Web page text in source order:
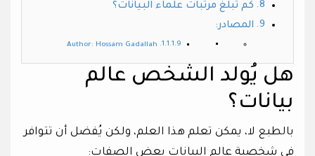
كم تبلغ مرتبات علماء البيانات؟
المصادر:
Author: Hossam Gadallah
هل يُولد الشخص عالم
بيانات؟
بالطبع لا، يمكن تعلم هذا العلم، ولكن يُفضل أن تتوافر
في شخصية عالم البيانات بعض الصفات: